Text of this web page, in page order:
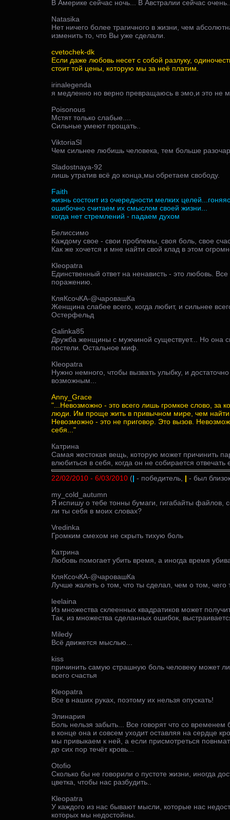
В Америке сейчас ночь... В Австралии сейчас
Natasika
Нет ничего более трагичного в жизни, чем
изменить то, что Вы уже сделали.
cvetochek-dk
Если даже любовь несет с собой разлуку,
стоит той цены, которую мы за неё платим.
irinalegenda
я медленно но верно превращаюсь в эмо,и это не
Poisonous
Мстят только слабые....
Сильные умеют прощать..
ViktoriaSl
Чем сильнее любишь человека, тем больше
Sladostnaya-92
лишь утратив всё до конца,мы обретаем свободу.
Faith
жизнь состоит из очередности мелких
ошибочно считаем их смыслом своей жизни...
когда нет стремлений - падаем духом
Белиссимо
Каждому свое - свои проблемы, своя боль, свое
Как же хочется и мне найти свой клад в этом
Kleopatra
Единственный ответ на ненависть - это любовь. Все
поражению.
КляКсочКА-@чаровашКа
Женщина слабее всего, когда любит, и сильнее
Остерфельд
Galinka85
Дружба женщины с мужчиной существует... Но она
постели. Остальное миф.
Kleopatra
Нужно немного, чтобы вызвать улыбку, и
возможным...
Anny_Grace
"...Невозможно - это всего лишь громкое слово, за
люди. Им проще жить в привычном мире, чем найти
Невозможно - это не приговор. Это вызов.
себя..."
Катрина
Самая жестокая вещь, которую может причинить
влюбиться в себя, когда он не собирается
22/02/2010 - 6/03/2010 (| - победитель, | - был
my_cold_autumn
Я испишу о тебе тонны бумаги, гигабайты файлов,
ли ты себя в моих словах?
Vredinka
Громким смехом не скрыть тихую боль
Катрина
Любовь помогает убить время, а иногда время
КляКсочКА-@чаровашКа
Лучше жалеть о том, что ты сделал, чем о том,
leelaina
Из множества склеенных квадратиков может
Так, из множества сделанных ошибок,
Miledy
Всё движется мыслью...
kiss
причинить самую страшную боль человеку может
всего счастья
Kleopatra
Все в наших руках, поэтому их нельзя опускать!
Элинария
Боль нельзя забыть... Все говорят что со
в конце она и совсем уходит оставляя на сердце
мы привыкаем к ней, а если присмотреться
до сих пор течёт кровь...
Otofio
Сколько бы не говорили о пустоте жизни, иногда
цветка, чтобы нас разбудить..
Kleopatra
У каждого из нас бывают мысли, которые нас
которых мы недостойны.